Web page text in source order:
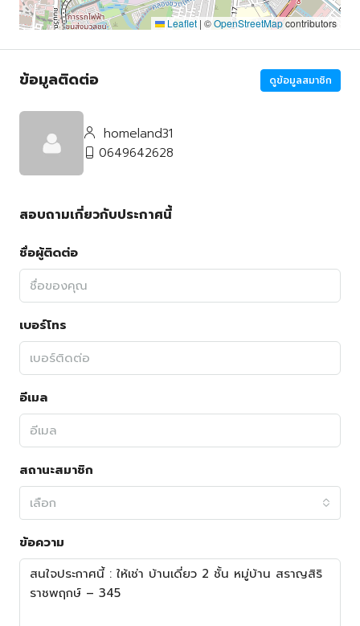
Leaflet | ©OpenStreetMapcontributors
ข้อมูลติดต่อ ดูข้อมูลสมาชิก
homeland31
0649642628
สอบถามเกี่ยวกับประกาศนี้
ชื่อผู้ติดต่อ
เบอร์โทร
อีเมล
สถานะสมาชิก
เลือก
ข้อความ